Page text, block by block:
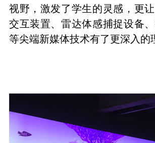
视野，激发了学生的灵感，更
交互装置、雷达体感捕捉设备
等尖端新媒体技术有了更深入的